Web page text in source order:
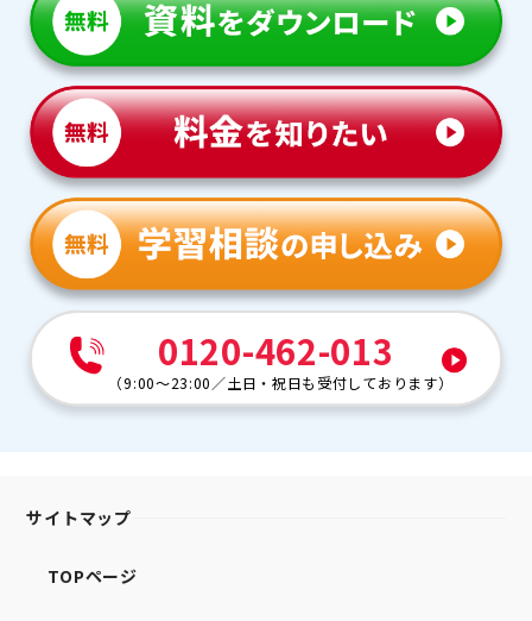
0120-462-013
（9:00～23:00 ／土日・祝日も受付しております）
サイトマップ
TOPページ